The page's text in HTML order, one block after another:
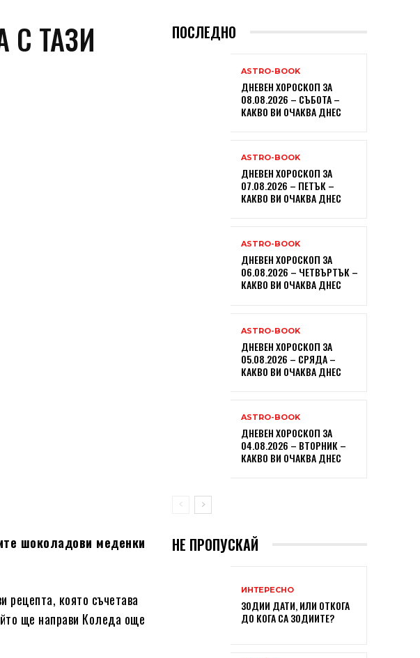
С ТАЗИ
шоколадови меденки
рецепта, която съчетава
ще направи Коледа още
ПОСЛЕДНО
ASTRO-BOOK
ДНЕВЕН ХОРОСКОП ЗА
08.08.2026 – СЪБОТА –
КАКВО ВИ ОЧАКВА ДНЕС
ASTRO-BOOK
ДНЕВЕН ХОРОСКОП ЗА
07.08.2026 – ПЕТЪК –
КАКВО ВИ ОЧАКВА ДНЕС
ASTRO-BOOK
ДНЕВЕН ХОРОСКОП ЗА
06.08.2026 – ЧЕТВЪРТЪК –
КАКВО ВИ ОЧАКВА ДНЕС
ASTRO-BOOK
ДНЕВЕН ХОРОСКОП ЗА
05.08.2026 – СРЯДА –
КАКВО ВИ ОЧАКВА ДНЕС
ASTRO-BOOK
ДНЕВЕН ХОРОСКОП ЗА
04.08.2026 – ВТОРНИК –
КАКВО ВИ ОЧАКВА ДНЕС
НЕ ПРОПУСКАЙ
ИНТЕРЕСНО
ЗОДИИ ДАТИ, ИЛИ ОТКОГА
ДО КОГА СА ЗОДИИТЕ?